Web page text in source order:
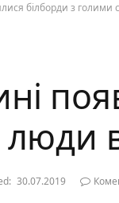
білборди з
люди
30.07.2019